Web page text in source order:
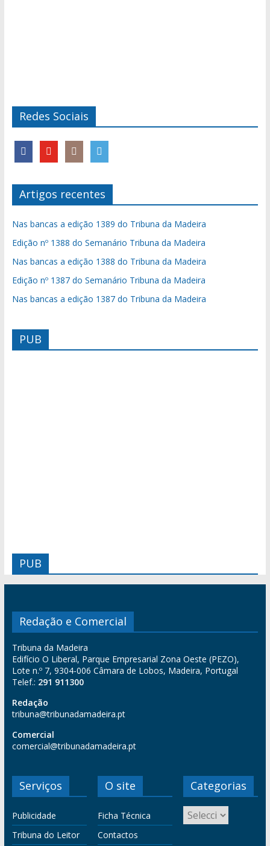
Redes Sociais
Artigos recentes
Nas bancas a edição 1389 do Tribuna da Madeira
Edição nº 1388 do Semanário Tribuna da Madeira
Nas bancas a edição 1388 do Tribuna da Madeira
Edição nº 1387 do Semanário Tribuna da Madeira
Nas bancas a edição 1387 do Tribuna da Madeira
PUB
PUB
Redação e Comercial
Tribuna da Madeira
Edifício O Liberal, Parque Empresarial Zona Oeste (PEZO),
Lote n.º 7, 9304-006 Câmara de Lobos, Madeira, Portugal
Telef.: 291 911300
Redação
tribuna@tribunadamadeira.pt
Comercial
comercial@tribunadamadeira.pt
Serviços
Publicidade
Tribuna do Leitor
O site
Ficha Técnica
Contactos
Categorias